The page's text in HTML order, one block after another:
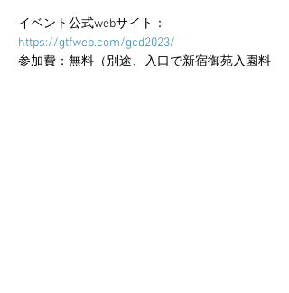
イベント公式webサイト：
https://gtfweb.com/gcd2023/
参加費：無料（別途、入口で新宿御苑入園料